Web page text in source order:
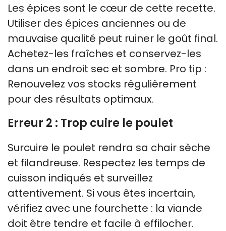
Les épices sont le cœur de cette recette.
Utiliser des épices anciennes ou de
mauvaise qualité peut ruiner le goût final.
Achetez-les fraîches et conservez-les
dans un endroit sec et sombre. Pro tip :
Renouvelez vos stocks régulièrement
pour des résultats optimaux.
Erreur 2 : Trop cuire le poulet
Surcuire le poulet rendra sa chair sèche
et filandreuse. Respectez les temps de
cuisson indiqués et surveillez
attentivement. Si vous êtes incertain,
vérifiez avec une fourchette : la viande
doit être tendre et facile à effilocher.